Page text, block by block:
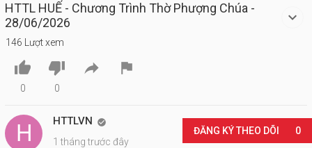
HTTL HUẾ - Chương Trình Thờ Phượng Chúa -
28/06/2026
146 Lượt xem

0

0
 
HTTLVN 
1 tháng trước đây
ĐĂNG KÝ THEO DÕI 0